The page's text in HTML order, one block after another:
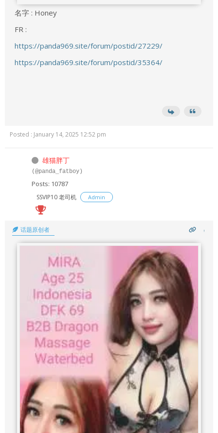
名字 : Honey
FR :
https://panda969.site/forum/postid/27229/
https://panda969.site/forum/postid/35364/
Posted : January 14, 2025 12:52 pm
雄猫胖丁
(@panda_fatboy)
Posts: 10787
SSVIP10 老司机 Admin
话题原创者